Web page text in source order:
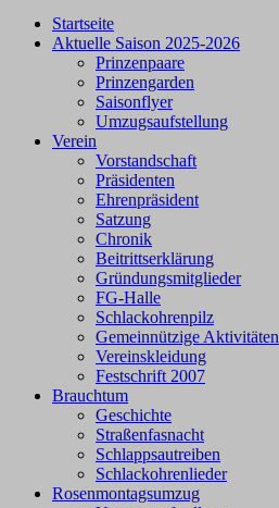
Startseite
Aktuelle Saison 2025-2026
Prinzenpaare
Prinzengarden
Saisonflyer
Umzugsaufstellung
Verein
Vorstandschaft
Präsidenten
Ehrenpräsident
Satzung
Chronik
Beitrittserklärung
Gründungsmitglieder
FG-Halle
Schlackohrenpilz
Gemeinnützige Aktivitäten
Vereinskleidung
Festschrift 2007
Brauchtum
Geschichte
Straßenfasnacht
Schlappsautreiben
Schlackohrenlieder
Rosenmontagsumzug